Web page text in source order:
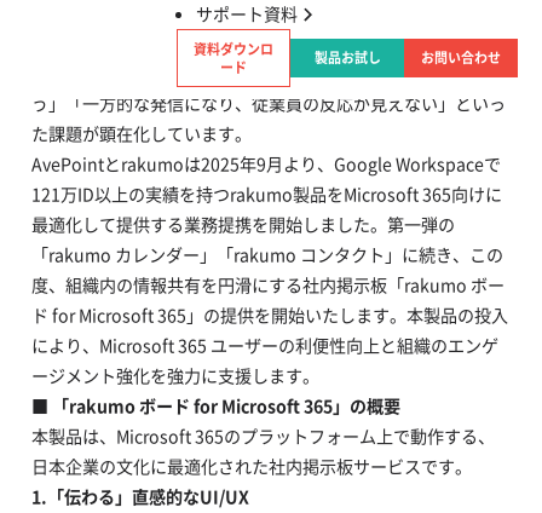
サポート資料
資料ダウンロ
ード
製品お試し お問い合わせ
ハイブリッドワークの普及により、社内の情報伝達のスピード
と質が問われる中、多くの企業で「重要な通知が埋もれてしま
う」「一方的な発信になり、従業員の反応が見えない」といっ
た課題が顕在化しています。
AvePointとrakumoは2025年9月より、Google Workspaceで
121万ID以上の実績を持つrakumo製品をMicrosoft 365向けに
最適化して提供する業務提携を開始しました。第一弾の
「rakumo カレンダー」「rakumo コンタクト」に続き、この
度、組織内の情報共有を円滑にする社内掲示板「rakumo ボー
ド for Microsoft 365」の提供を開始いたします。本製品の投入
により、Microsoft 365 ユーザーの利便性向上と組織のエンゲ
ージメント強化を強力に支援します。
■
「rakumo ボード for Microsoft 365」の概要
本製品は、Microsoft 365のプラットフォーム上で動作する、
日本企業の文化に最適化された社内掲示板サービスです。
1. 「伝わる」直感的なUI/UX